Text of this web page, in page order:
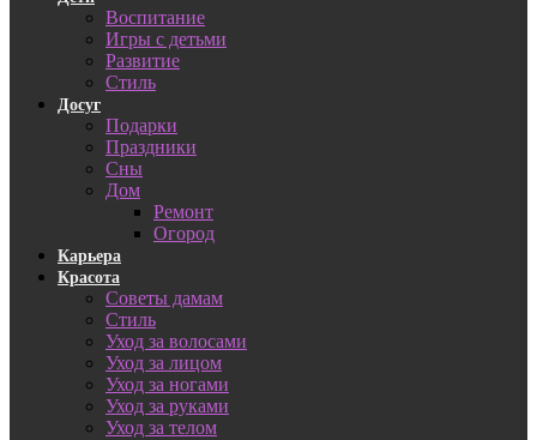
Воспитание
Игры с детьми
Развитие
Стиль
Досуг
Подарки
Праздники
Сны
Дом
Ремонт
Огород
Карьера
Красота
Советы дамам
Стиль
Уход за волосами
Уход за лицом
Уход за ногами
Уход за руками
Уход за телом